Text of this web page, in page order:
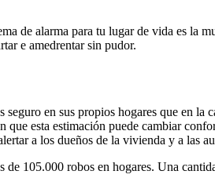
de alarma para tu lugar de vida es la
e amedrentar sin pudor.
en sus propios hogares que en
esta estimación puede cambiar
a los dueños de la vivienda y a las
105.000 robos en hogares. Una